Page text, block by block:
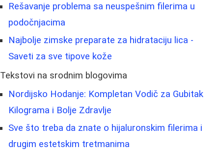
Rešavanje problema sa neuspešnim filerima u
podočnjacima
Najbolje zimske preparate za hidrataciju lica -
Saveti za sve tipove kože
Tekstovi na srodnim blogovima
Nordijsko Hodanje: Kompletan Vodič za Gubitak
Kilograma i Bolje Zdravlje
Sve što treba da znate o hijaluronskim filerima i
drugim estetskim tretmanima